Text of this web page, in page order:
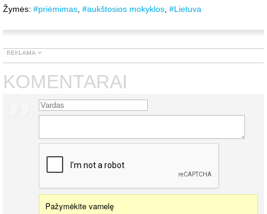
Žymės: #priėmimas, #aukštosios mokyklos, #Lietuva
KOMENTARAI
Pažymėkite varnelę